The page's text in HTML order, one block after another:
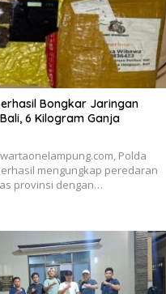
Bongkar Jaringan
6 Kilogram Ganja
Polda
mengungkap peredaran
provinsi dengan…